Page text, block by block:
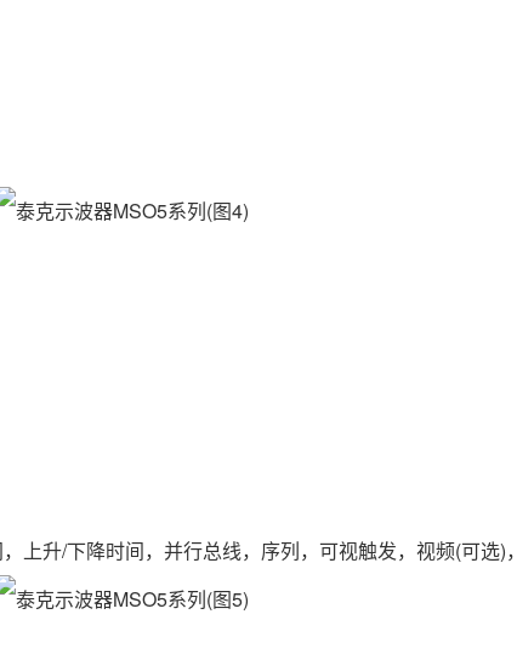
上升/下降时间，并行总线，序列，可视触发，视频(可选)